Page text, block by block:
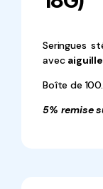
Seringues
avec
Boîte de 100.
5% remise